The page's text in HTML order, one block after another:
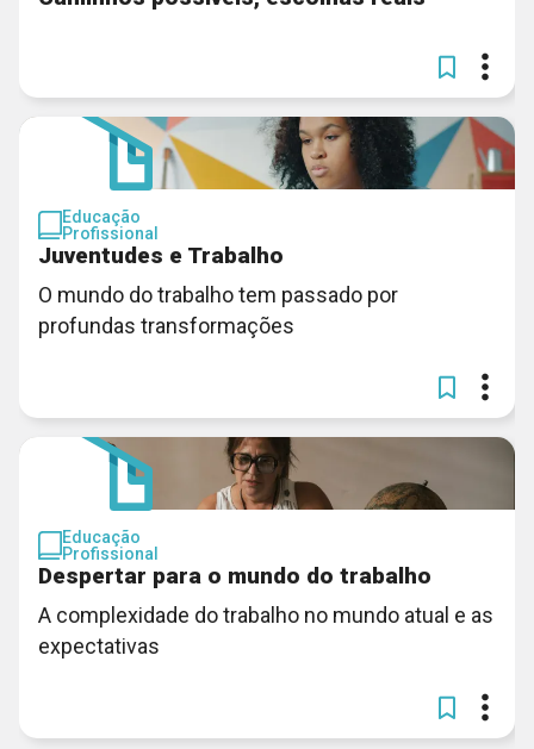
Educação
Profissional
Juventudes e Trabalho
O mundo do trabalho tem passado por
profundas transformações
Educação
Profissional
Despertar para o mundo do trabalho
A complexidade do trabalho no mundo atual e as
expectativas